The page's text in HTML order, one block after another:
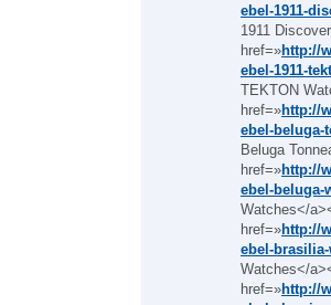
ebel-1911-
1911
href=»http://
ebel-1911-
TEKTON
href=»http://
ebel-beluga-
Beluga
href=»http://
ebel-beluga-
Watches</
href=»http://
ebel-brasilia-
Watches</
href=»http://